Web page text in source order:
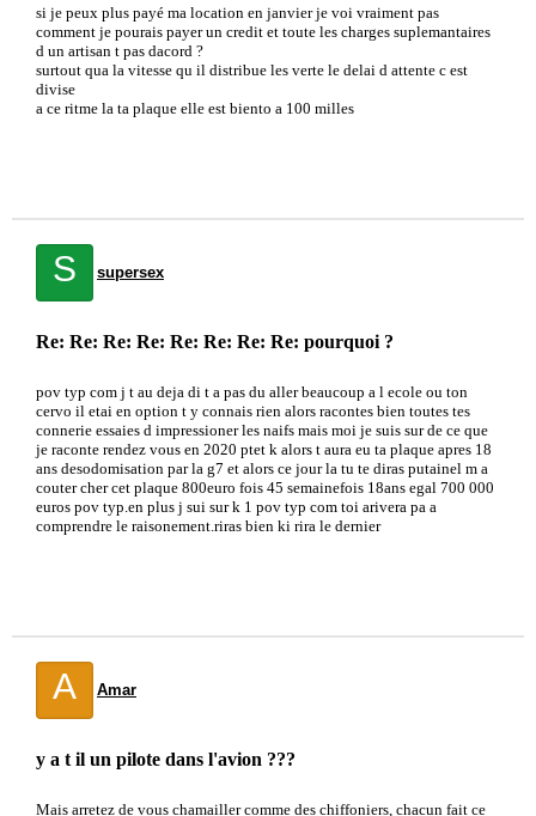
si je peux plus payé ma location en janvier je voi vraiment pas
comment je pourais payer un credit et toute les charges suplemantaires
d un artisan t pas dacord ?
surtout qua la vitesse qu il distribue les verte le delai d attente c est
divise
a ce ritme la ta plaque elle est biento a 100 milles
S supersex
Re: Re: Re: Re: Re: Re: Re: Re: pourquoi ?
pov typ com j t au deja di t a pas du aller beaucoup a l ecole ou ton
cervo il etai en option t y connais rien alors racontes bien toutes tes
connerie essaies d impressioner les naifs mais moi je suis sur de ce que
je raconte rendez vous en 2020 ptet k alors t aura eu ta plaque apres 18
ans desodomisation par la g7 et alors ce jour la tu te diras putainel m a
couter cher cet plaque 800euro fois 45 semainefois 18ans egal 700 000
euros pov typ.en plus j sui sur k 1 pov typ com toi arivera pa a
comprendre le raisonement.riras bien ki rira le dernier
A Amar
y a t il un pilote dans l'avion ???
Mais arretez de vous chamailler comme des chiffoniers, chacun fait ce